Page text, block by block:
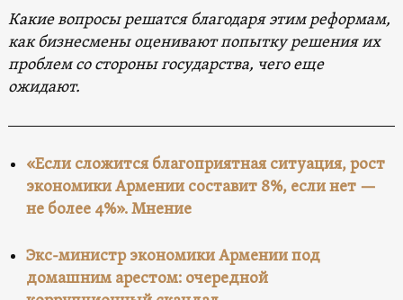
Какие вопросы решатся благодаряэтимреформам,
как бизнесменыоценивают попытку решенияих
проблем со стороныгосударства, чего еще
ожидают.
«Если сложится благоприятная ситуация, рост
экономики Армении составит 8%, если нет —
не более 4%». Мнение
Экс-министр экономики Армении под
домашним арестом: очередной